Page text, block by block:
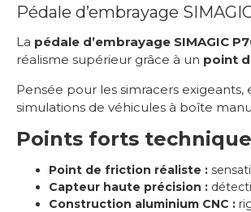
Pédale d’embrayage
La pédale d’embrayage SIMAGIC
réalisme supérieur grâce à un point
Pensée pour les simracers
simulations de véhicules à boîte
Points forts
Point de friction réaliste :
Capteur haute précision :
Construction aluminium CNC :